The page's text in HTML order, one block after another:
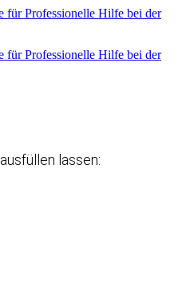
für Professionelle Hilfe bei der
für Professionelle Hilfe bei der
lassen: